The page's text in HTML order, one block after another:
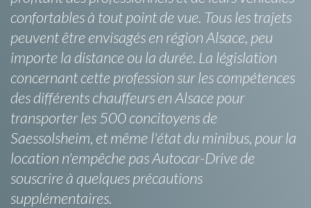
confortables à tout point de vue. Tous les trajets
peuvent être envisagés en région Alsace, peu
importe la distance ou la durée. La législation
concernant cette profession sur les compétences
des différents chauffeurs en Alsace pour
transporter les 500 concitoyens de
Saessolsheim, et même l'état du minibus, pour la
location n'empêche pas Autocar-Drive de
souscrire à quelques précautions
supplémentaires.